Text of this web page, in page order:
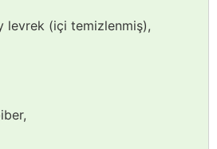
levrek (içi temizlenmiş),